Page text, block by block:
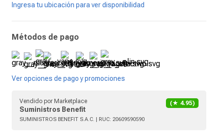
Ingresa tu ubicación para ver disponibilidad
Métodos de pago
Ver opciones de pago y promociones
Vendido por Marketplace
Suministros Benefit
(★ 4.95)
SUMINISTROS BENEFIT S.A.C. | RUC: 20609590590